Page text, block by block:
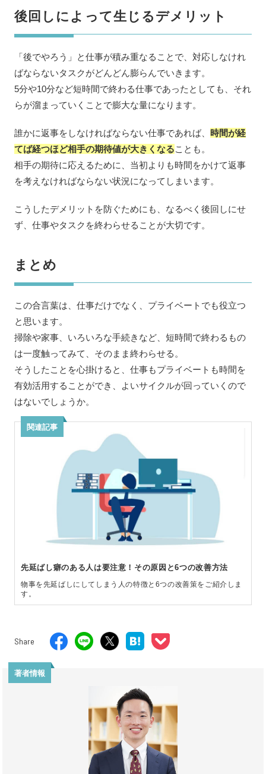
後回しによって生じるデメリット
「後でやろう」と仕事が積み重なることで、対応しなけれ
ばならないタスクがどんどん膨らんでいきます。
5分や10分など短時間で終わる仕事であったとしても、それ
らが溜まっていくことで膨大な量になります。
誰かに返事をしなければならない仕事であれば、 時間が経
てば経つほど相手の期待値が大きくなることも。
相手の期待に応えるために、当初よりも時間をかけて返事
を考えなければならない状況になってしまいます。
こうしたデメリットを防ぐためにも、なるべく後回しにせ
ず、仕事やタスクを終わらせることが大切です。
まとめ
この合言葉は、仕事だけでなく、プライベートでも役立つ
と思います。
掃除や家事、いろいろな手続きなど、短時間で終わるもの
は一度触ってみて、そのまま終わらせる。
そうしたことを心掛けると、仕事もプライベートも時間を
有効活用することができ、よいサイクルが回っていくので
はないでしょうか。
関連記事
先延ばし癖のある人は要注意！その原因と6つの改善方法
物事を先延ばしにしてしまう人の特徴と6つの改善策をご紹介しま
す。
Share
著者情報